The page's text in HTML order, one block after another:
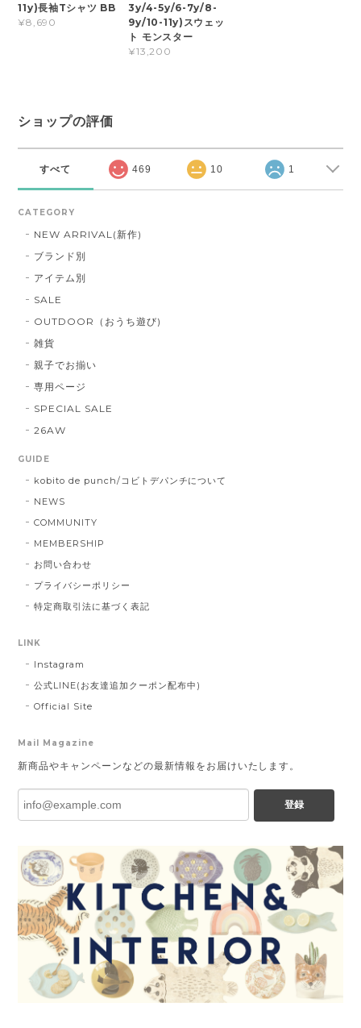
11y)長袖Tシャツ BB
¥8,690
3y/4-5y/6-7y/8-
9y/10-11y)スウェッ
ト モンスター
¥13,200
ショップの評価
すべて 469 10 1
CATEGORY
NEW ARRIVAL(新作)
ブランド別
アイテム別
SALE
OUTDOOR（おうち遊び)
雑貨
親子でお揃い
専用ページ
SPECIAL SALE
26AW
GUIDE
kobito de punch/コビトデパンチについて
NEWS
COMMUNITY
MEMBERSHIP
お問い合わせ
プライバシーポリシー
特定商取引法に基づく表記
LINK
Instagram
公式LINE(お友達追加クーポン配布中)
Official Site
Mail Magazine
新商品やキャンペーンなどの最新情報をお届けいたします。
登録